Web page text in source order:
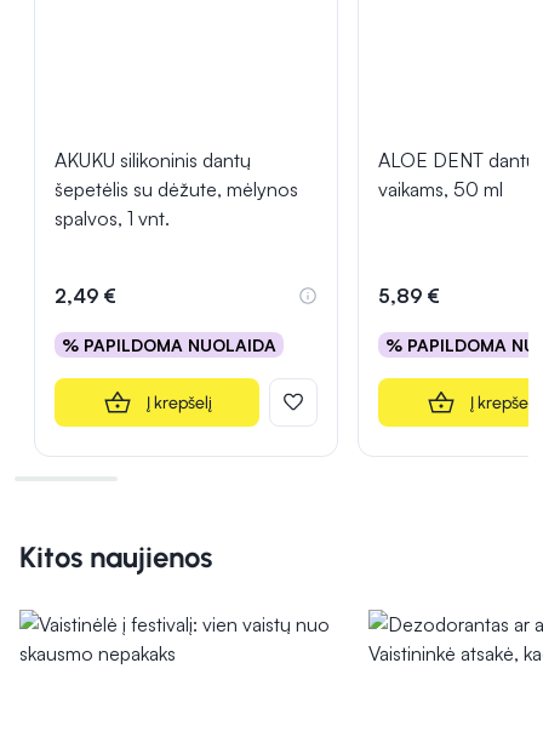
AKUKU silikoninis dantų
šepetėlis su dėžute, mėlynos
spalvos, 1 vnt.
2,49 €
% PAPILDOMA NUOLAIDA
Į krepšelį
ALOE DENT dantų
vaikams, 50 ml
5,89 €
% PAPILDOMA
Į krepšelį
Kitos naujienos